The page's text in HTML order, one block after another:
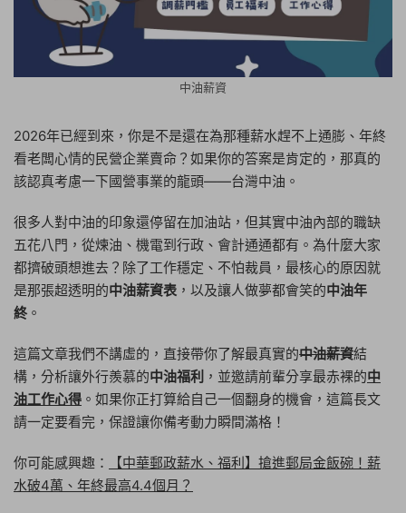
中油薪資
2026年已經到來，你是不是還在為那種薪水趕不上通膨、年終
看老闆心情的民營企業賣命？如果你的答案是肯定的，那真的
該認真考慮一下國營事業的龍頭——台灣中油。
很多人對中油的印象還停留在加油站，但其實中油內部的職缺
五花八門，從煉油、機電到行政、會計通通都有。為什麼大家
都擠破頭想進去？除了工作穩定、不怕裁員，最核心的原因就
是那張超透明的中油薪資表 ，以及讓人做夢都會笑的中油年
終 。
這篇文章我們不講虛的，直接帶你了解最真實的中油薪資結
構，分析讓外行羨慕的中油福利 ，並邀請前輩分享最赤裸的中
油工作心得 。如果你正打算給自己一個翻身的機會，這篇長文
請一定要看完，保證讓你備考動力瞬間滿格！
你可能感興趣：
【中華郵政薪水、福利】搶進郵局金飯碗！薪
水破4萬、年終最高4.4個月？